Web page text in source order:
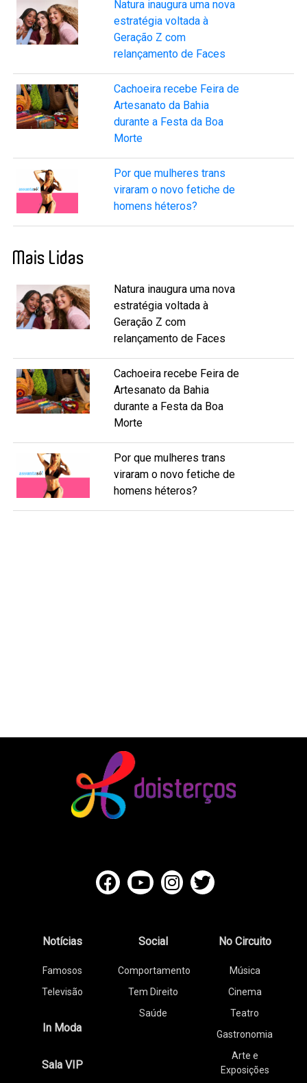
Natura inaugura uma nova
estratégia voltada à
Geração Z com
relançamento de Faces
Cachoeira recebe Feira de
Artesanato da Bahia
durante a Festa da Boa
Morte
Por que mulheres trans
viraram o novo fetiche de
homens héteros?
Mais Lidas
Natura inaugura uma nova
estratégia voltada à
Geração Z com
relançamento de Faces
Cachoeira recebe Feira de
Artesanato da Bahia
durante a Festa da Boa
Morte
Por que mulheres trans
viraram o novo fetiche de
homens héteros?
Notícias
Famosos
Televisão
In Moda
Sala VIP
Social
Comportamento
Tem Direito
Saúde
No Circuito
Música
Cinema
Teatro
Gastronomia
Arte e
Exposições